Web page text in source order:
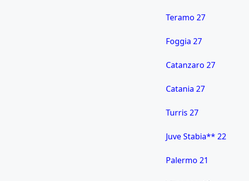
Teramo 27
Foggia 27
Catanzaro 27
Catania 27
Turris 27
Juve Stabia** 22
Palermo 21